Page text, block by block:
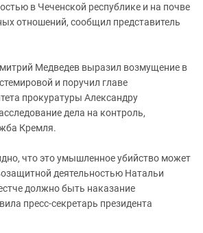
в Чеченской республике и на почве
отношений, сообщил представитель
Медведев выразил возмущение в
и поручил главе
прокуратуры Александру
дела на контроль,
Кремля.
что это умышленное убийство может
деятельностью Натальи
должно быть наказание
пресс-секретарь президента